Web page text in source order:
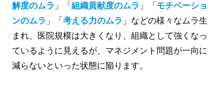
解度のムラ 」「 組織貢献度のムラ 」「 モチベーショ
ンのムラ 」「 考える力のムラ 」などの様々なムラ生
まれ、医院規模は大きくなり、組織として強くなっ
ているように見えるが、マネジメント問題が一向に
減らないといった状態に陥ります。